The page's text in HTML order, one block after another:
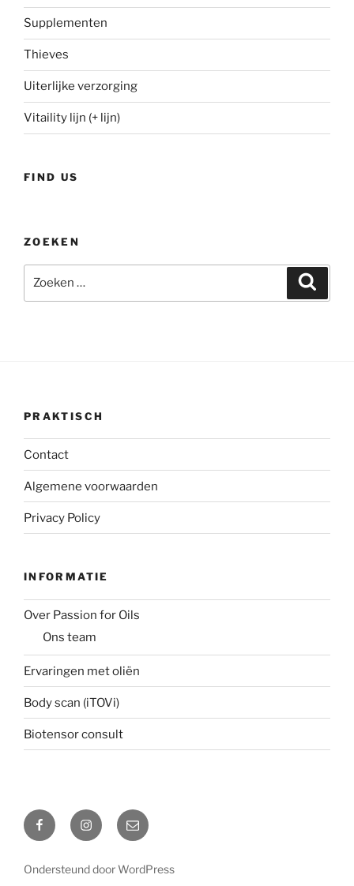
Supplementen
Thieves
Uiterlijke verzorging
Vitaility lijn (+ lijn)
FIND US
ZOEKEN
naar:
PRAKTISCH
Contact
Algemene voorwaarden
Privacy Policy
INFORMATIE
Over Passion for Oils
Ons team
Ervaringen met oliën
Body scan (iTOVi)
Biotensor consult
FacebookInstagramEmail
Ondersteund door WordPress